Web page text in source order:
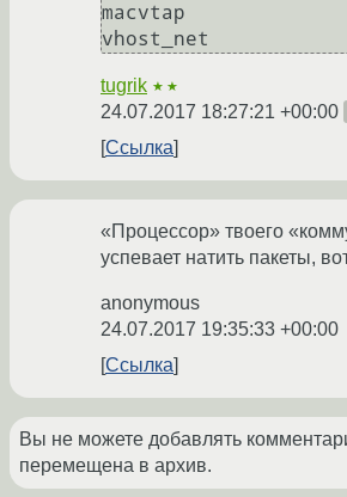
macvtap
tugrik ★★
24.07.2017 18:27:21 +00:00
Ссылка
«Процессор» твоего
успевает натить пакеты,
anonymous
24.07.2017 19:35:33 +00:00
Ссылка
Вы не можете добавлять
перемещена в архив.